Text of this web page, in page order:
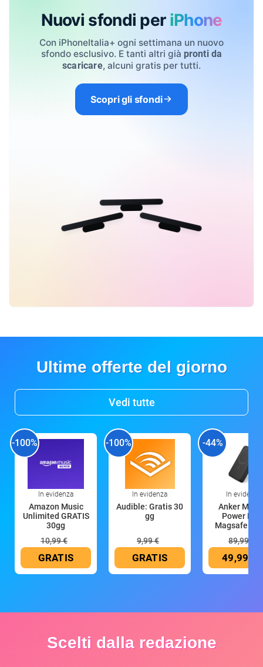
Nuovi sfondi per iPhone
Con iPhoneItalia+ ogni settimana un nuovo
sfondo esclusivo. E tanti altri già pronti da
scaricare, alcuni gratis per tutti.
Scopri gli sfondi
Ultime offerte del giorno
Vedi tutte
-100%
In evidenza
Amazon Music
Unlimited GRATIS
30gg
10,99 €
GRATIS
-100%
In evidenza
Audible: Gratis 30
gg
9,99 €
GRATIS
-44%
In evidenza
Anker
Power
Magsafe
89,99 €
49,99 €
Scelti dalla redazione